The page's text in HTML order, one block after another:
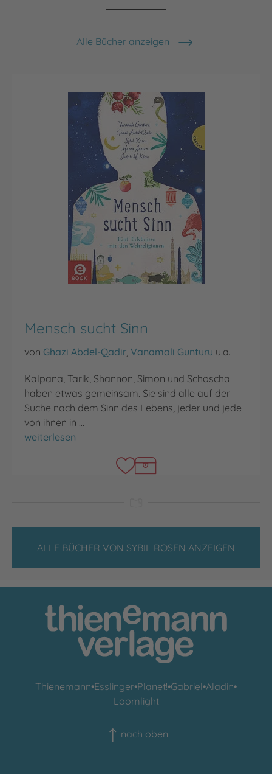
Alle Bücher anzeigen
Mensch sucht Sinn
von Ghazi Abdel-Qadir Vanamali Gunturu u.a.
Kalpana, Tarik, Shannon, Simon und Schoscha
haben etwas gemeinsam. Sie sind alle auf der
Suche nach dem Sinn des Lebens, jeder und jede
von ihnen in …
Mensch sucht Sinn
weiterlesen
ALLE BÜCHER VON SYBIL ROSEN ANZEIGEN
Thienemann•Esslinger•Planet!•Gabriel•Aladin•
Loomlight
nach oben